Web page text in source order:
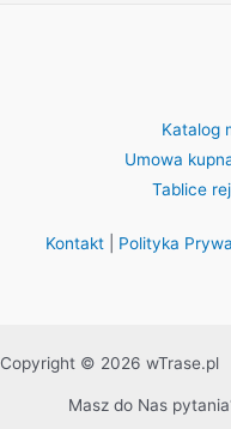
Katalog
Umowa
Tablice
Kontakt| Polityka
Copyright © 2026 wTrase.pl
Masz do Nas